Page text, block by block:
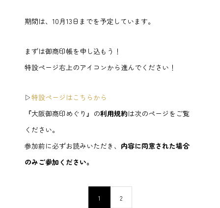
期間は、10月13日までを予定しています。
まずは御商印帳を申し込もう！
特設ページ右上のアイコンから進んでください！
▷特設ページはこちらから
『大阪御商印めぐり』の利用規約は次のページをご覧
ください。
参加前に必ずお読みいただき、 内容に同意された場合
のみご参加ください。
1 2